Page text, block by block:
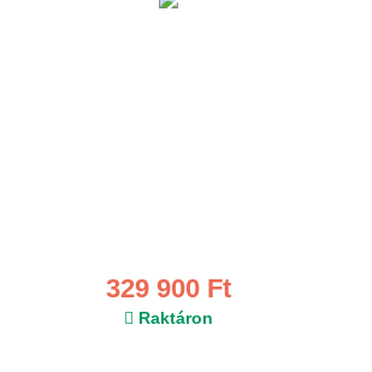
329 900 Ft
Raktáron